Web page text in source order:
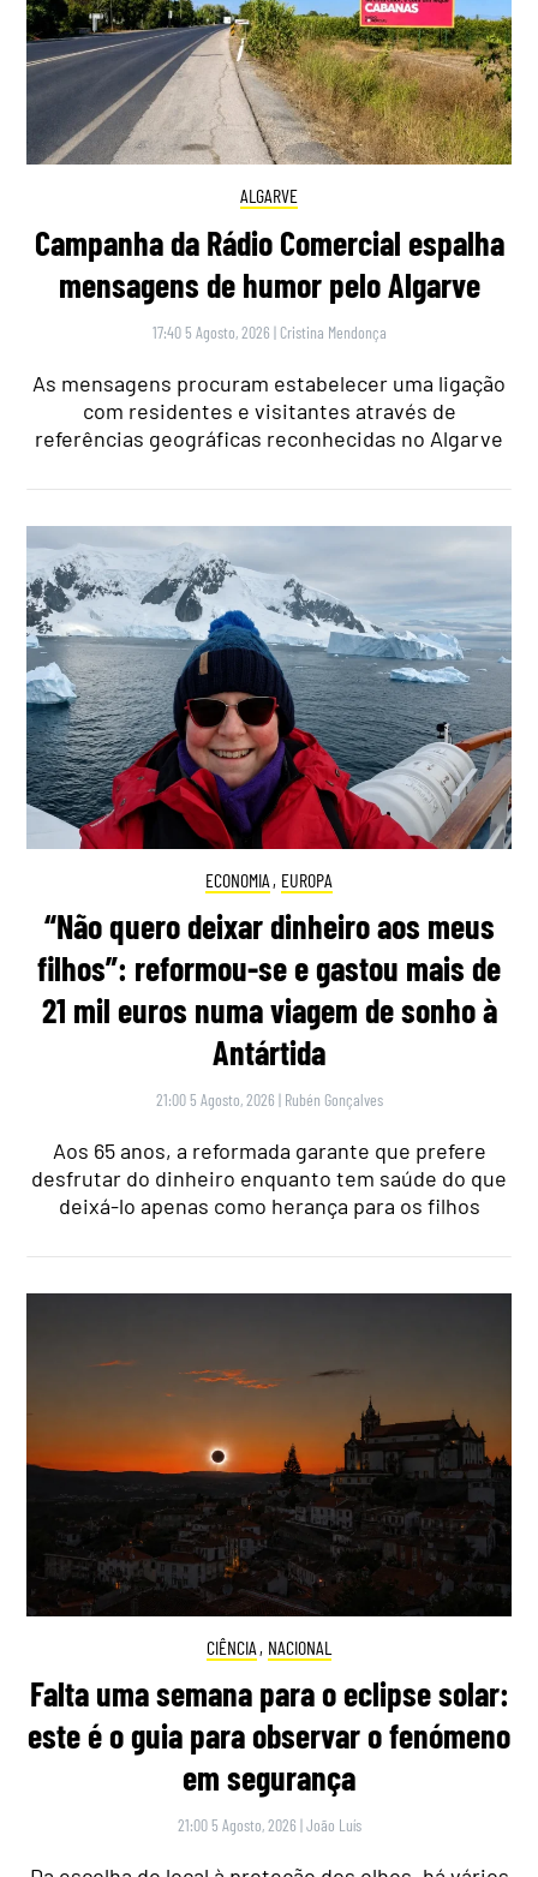
ALGARVE
Campanha da Rádio Comercial espalha
mensagens de humor pelo Algarve
17:40 5 Agosto, 2026 | Cristina Mendonça
As mensagens procuram estabelecer uma ligação
com residentes e visitantes através de
referências geográficas reconhecidas no Algarve
ECONOMIA , EUROPA
“Não quero deixar dinheiro aos meus
filhos”: reformou-se e gastou mais de
21 mil euros numa viagem de sonho à
Antártida
21:00 5 Agosto, 2026 | Rubén Gonçalves
Aos 65 anos, a reformada garante que prefere
desfrutar do dinheiro enquanto tem saúde do que
deixá-lo apenas como herança para os filhos
CIÊNCIA , NACIONAL
Falta uma semana para o eclipse solar:
este é o guia para observar o fenómeno
em segurança
21:00 5 Agosto, 2026 |João Luís